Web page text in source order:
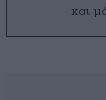
και